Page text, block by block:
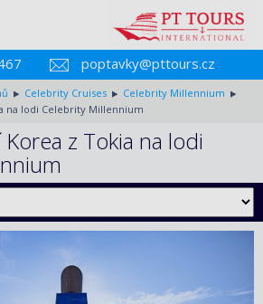
poptavky@pttours.cz
Celebrity Cruises
Celebrity Millennium
na lodi Celebrity Millennium
Korea z Tokia na lodi